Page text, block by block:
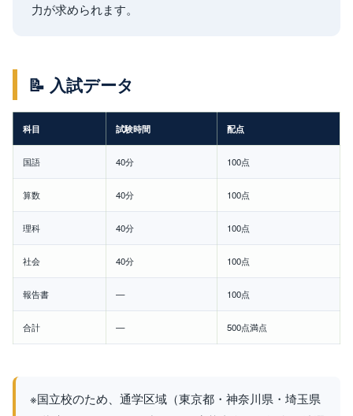
力が求められます。
📝 入試データ
科目 試験時間 配点
国語 40分 100点
算数 40分 100点
理科 40分 100点
社会 40分 100点
報告書 — 100点
合計 — 500点満点
※国立校のため、通学区域（東京都・神奈川県・埼玉県